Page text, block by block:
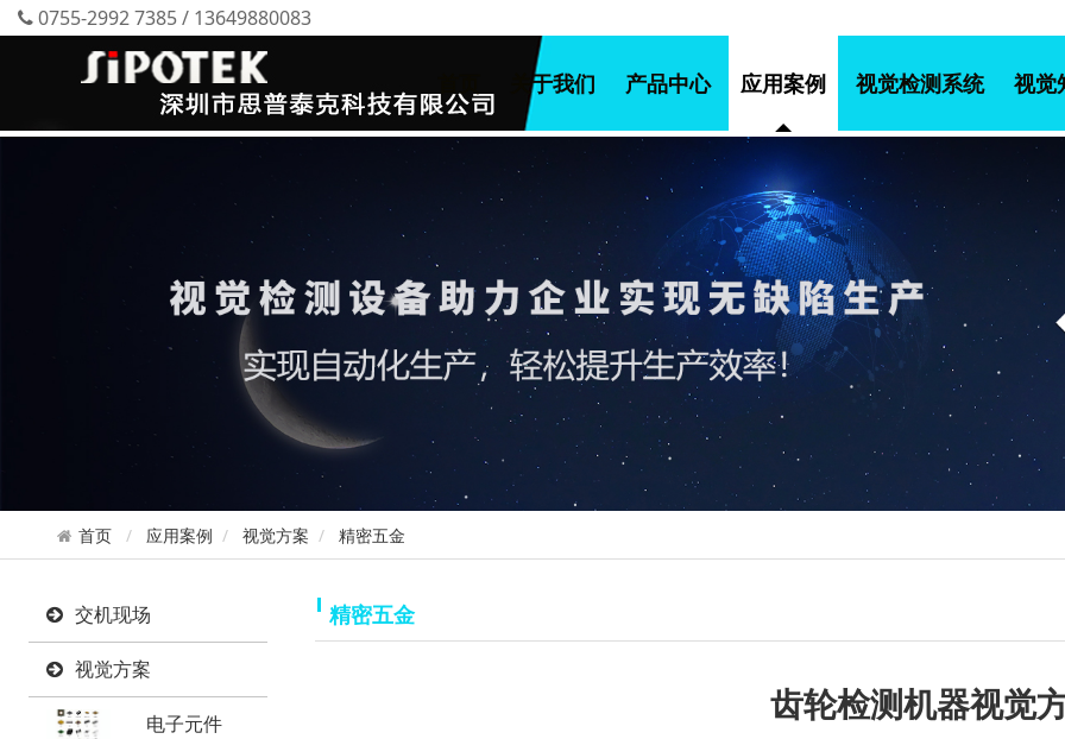
0755-2992 7385 / 13649880083
关于我们 产品中心 应用案例 视觉检测系统 视觉
首页 应用案例 视觉方案 精密五金
交机现场
视觉方案
电子元件
精密五金
齿轮检测机器视觉